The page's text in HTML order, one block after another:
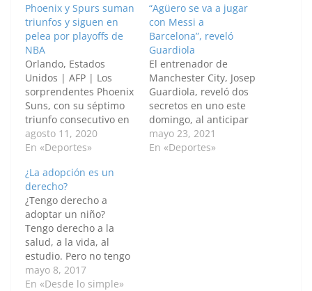
Phoenix y Spurs suman
triunfos y siguen en
pelea por playoffs de
NBA
Orlando, Estados
Unidos | AFP | Los
sorprendentes Phoenix
Suns, con su séptimo
triunfo consecutivo en
Disney World
(Orlando), y los San
obtuvieron este martes
victorias que les
mantienen en la pelea
por lograr el último
boleto disponible para
los playoffs de la NBA.
Los Suns y los Spurs
ocupan el 10º…
agosto 11, 2020
En «Deportes»
“Agüero se va a jugar
con Messi a
Barcelona”, reveló
Guardiola
El entrenador de
Manchester City, Josep
Guardiola, reveló dos
secretos en uno este
domingo, al anticipar
que Sergio Agüero "se
irá a jugar a Barcelona
mayo 23, 2021
En «Deportes»
¿La adopción es un
derecho?
¿Tengo derecho a
adoptar un niño?
Tengo derecho a la
salud, a la vida, al
estudio. Pero no tengo
derecho a adoptar a un
niño, ser padres no es
mayo 8, 2017
En «Desde lo simple»